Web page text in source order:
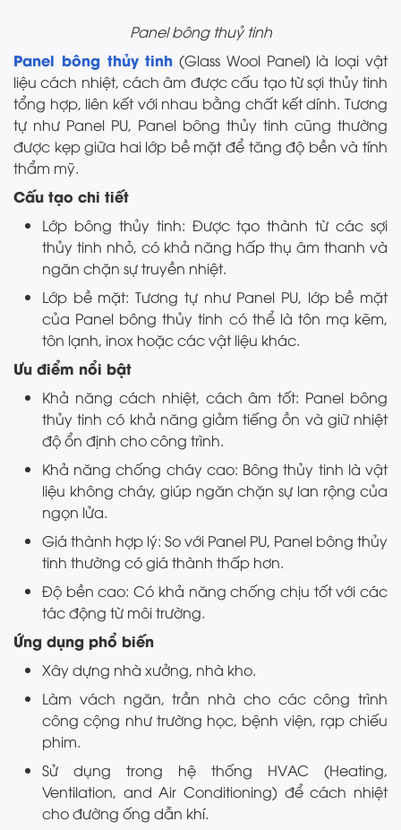
Panel bông thuỷ tinh
Panel bông thủy tinh (Glass Wool Panel) là loại vật
liệu cách nhiệt, cách âm được cấu tạo từ sợi thủy tinh
tổng hợp, liên kết với nhau bằng chất kết dính. Tương
tự như Panel PU, Panel bông thủy tinh cũng thường
được kẹp giữa hai lớp bề mặt để tăng độ bền và tính
thẩm mỹ.
Cấu tạo chi tiết
Lớp bông thủy tinh: Được tạo thành từ các sợi
thủy tinh nhỏ, có khả năng hấp thụ âm thanh và
ngăn chặn sự truyền nhiệt.
Lớp bề mặt: Tương tự như Panel PU, lớp bề mặt
của Panel bông thủy tinh có thể là tôn mạ kẽm,
tôn lạnh, inox hoặc các vật liệu khác.
Ưu điểm nổi bật
Khả năng cách nhiệt, cách âm tốt: Panel bông
thủy tinh có khả năng giảm tiếng ồn và giữ nhiệt
độ ổn định cho công trình.
Khả năng chống cháy cao: Bông thủy tinh là vật
liệu không cháy, giúp ngăn chặn sự lan rộng của
ngọn lửa.
Giá thành hợp lý: So với Panel PU, Panel bông thủy
tinh thường có giá thành thấp hơn.
Độ bền cao: Có khả năng chống chịu tốt với các
tác động từ môi trường.
Ứng dụng phổ biến
Xây dựng nhà xưởng, nhà kho.
Làm vách ngăn, trần nhà cho các công trình
công cộng như trường học, bệnh viện, rạp chiếu
phim.
Sử dụng trong hệ thống HVAC (Heating,
Ventilation, and Air Conditioning) để cách nhiệt
cho đường ống dẫn khí.